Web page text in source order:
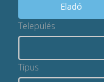
Eladó
Település
Típus